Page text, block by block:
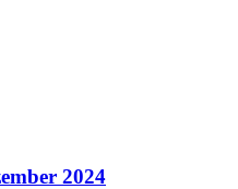
2024